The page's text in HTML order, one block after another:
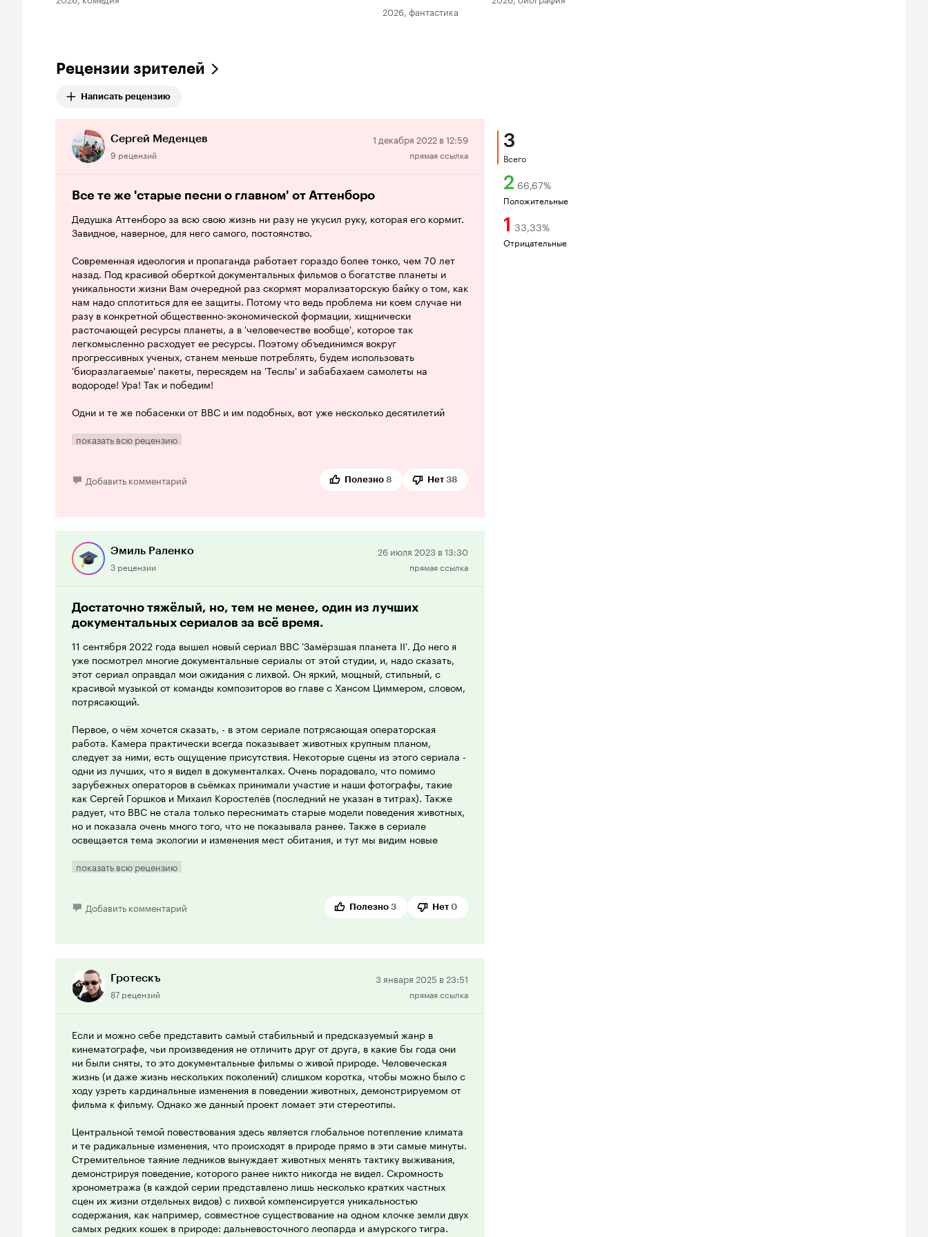
2026, фантастика
Рецензии зрителей
Написать рецензию
Сергей Меденцев
9 рецензий
Отрицательная
рецензия
1 декабря 2022 в 12:59
прямая ссылка
Все те же 'старые песни о главном' от Аттенборо
Дедушка Аттенборо за всю свою жизнь ни разу не укусил руку, которая его кормит.
Завидное, наверное, для него самого, постоянство.
Современная идеология и пропаганда работает гораздо более тонко, чем 70 лет
назад. Под красивой оберткой документальных фильмов о богатстве планеты и
уникальности жизни Вам очередной раз скормят морализаторскую байку о том, как
нам надо сплотиться для ее защиты. Потому что ведь проблема ни коем случае ни
разу в конкретной общественно-экономической формации, хищнически
расточающей ресурсы планеты, а в 'человечестве вообще', которое так
легкомысленно расходует ее ресурсы. Поэтому объединимся вокруг
прогрессивных ученых, станем меньше потреблять, будем использовать
'биоразлагаемые' пакеты, пересядем на 'Теслы' и забабахаем самолеты на
водороде! Ура! Так и победим!
Одни и те же побасенки от ВВС и им подобных, вот уже несколько десятилетий
перед большими экранами своих телевизоров, чтобы под эффектную картинку и
показать всю рецензию
Добавить комментарий Полезно 8 Нет 38
Эмиль Раленко
3 рецензии
Положительная
рецензия
26 июля 2023 в 13:30
прямая ссылка
Достаточно тяжёлый, но, тем не менее, один из лучших
документальных сериалов за всё время.
11 сентября 2022 года вышел новый сериал BBC 'Замёрзшая планета II'. До него я
уже посмотрел многие документальные сериалы от этой студии, и, надо сказать,
этот сериал оправдал мои ожидания с лихвой. Он яркий, мощный, стильный, с
красивой музыкой от команды композиторов во главе с Хансом Циммером, словом,
потрясающий.
Первое, о чём хочется сказать, - в этом сериале потрясающая операторская
работа. Камера практически всегда показывает животных крупным планом,
следует за ними, есть ощущение присутствия. Некоторые сцены из этого сериала -
одни из лучших, что я видел в документалках. Очень порадовало, что помимо
зарубежных операторов в сьёмках принимали участие и наши фотографы, такие
как Сергей Горшков и Михаил Коростелёв (последний не указан в титрах). Также
радует, что BBC не стала только переснимать старые модели поведения животных,
но и показала очень много того, что не показывала ранее. Также в сериале
освещается тема экологии и изменения мест обитания, и тут мы видим новые
Netflix, он достаточно тяжёлый. И дело не только в том, что ты смотришь на
смерть, некоторым может и этого хватить. Так что если вы не можете смотреть на
смерть животных, то лучше вам его не смотреть. Но мне лично этот сериал
невероятно понравился, и я считаю, что он входит в список лучших сериалов BBC и
Да, кстати, рекомендую смотреть сериал в оригинальной озвучке, если вы
владеете английским.
10 из 10
показать всю рецензию
Добавить комментарий Полезно 3 Нет 0
Гротескъ
87 рецензий
Положительная
рецензия
3 января 2025 в 23:51
прямая ссылка
Если и можно себе представить самый стабильный и предсказуемый жанр в
кинематографе, чьи произведения не отличить друг от друга, в какие бы года они
ни были сняты, то это документальные фильмы о живой природе. Человеческая
жизнь (и даже жизнь нескольких поколений) слишком коротка, чтобы можно было с
ходу узреть кардинальные изменения в поведении животных, демонстрируемом от
фильма к фильму. Однако же данный проект ломает эти стереотипы.
Центральной темой повествования здесь является глобальное потепление климата
и те радикальные изменения, что происходят в природе прямо в эти самые минуты.
Стремительное таяние ледников вынуждает животных менять тактику выживания,
демонстрируя поведение, которого ранее никто никогда не видел. Скромность
хронометража (в каждой серии представлено лишь несколько кратких частных
сцен их жизни отдельных видов) с лихвой компенсируется уникальностью
содержания, как например, совместное существование на одном клочке земли двух
самых редких кошек в природе: дальневосточного леопарда и амурского тигра.
3
Всего
2 66,67%
Положительные
1 33,33%
Отрицательные